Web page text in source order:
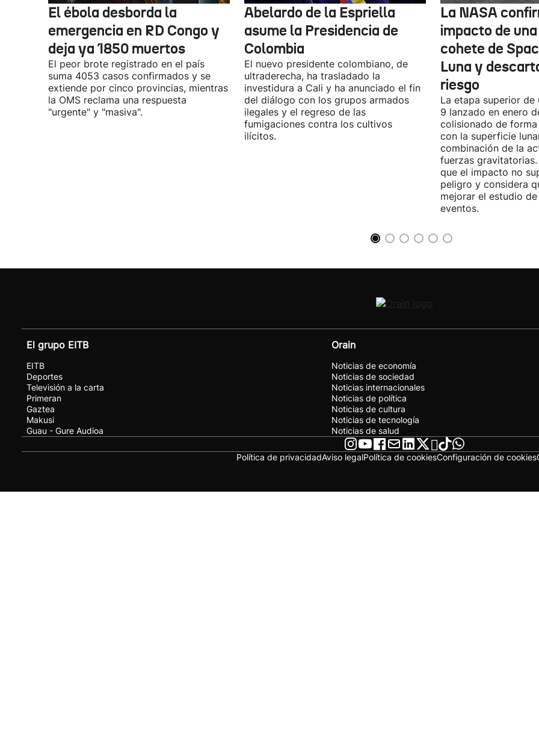
El ébola desborda la
emergencia en RD Congo y
deja ya 1850 muertos
El peor brote registrado en el país
suma 4053 casos confirmados y se
extiende por cinco provincias, mientras
la OMS reclama una respuesta
"urgente" y "masiva".
Abelardo de la Espriella
asume la Presidencia de
Colombia
El nuevo presidente colombiano, de
ultraderecha, ha trasladado la
investidura a Cali y ha anunciado el fin
del diálogo con los grupos armados
ilegales y el regreso de las
fumigaciones contra los cultivos
ilícitos.
La NASA
impacto de
cohete de
Luna y
riesgo
La etapa superior de
9 lanzado en enero
colisionado de
con la superficie
combinación de la
fuerzas gravitatorias.
que el impacto no
peligro y considera
mejorar el estudio
eventos.
El grupo EITB
EITB
Deportes
Televisión a la carta
Primeran
Gaztea
Makusi
Guau - Gure Audioa
Orain
Noticias de economía
Noticias de sociedad
Noticias internacionales
Noticias de política
Noticias de cultura
Noticias de tecnología
Noticias de salud
Política de privacidadAviso legalPolítica de cookiesConfiguración de cookies